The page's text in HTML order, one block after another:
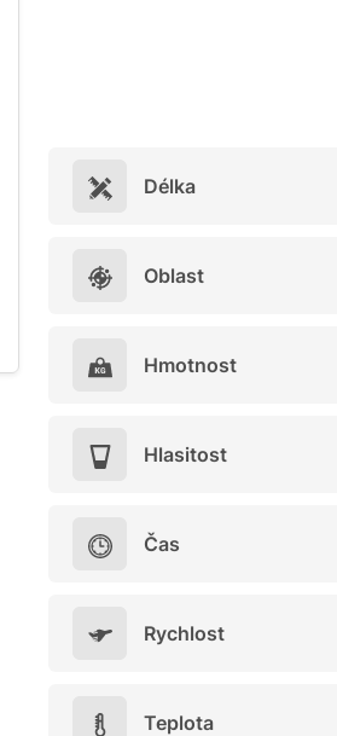
Délka
Oblast
Hmotnost
Hlasitost
Čas
Rychlost
Teplota